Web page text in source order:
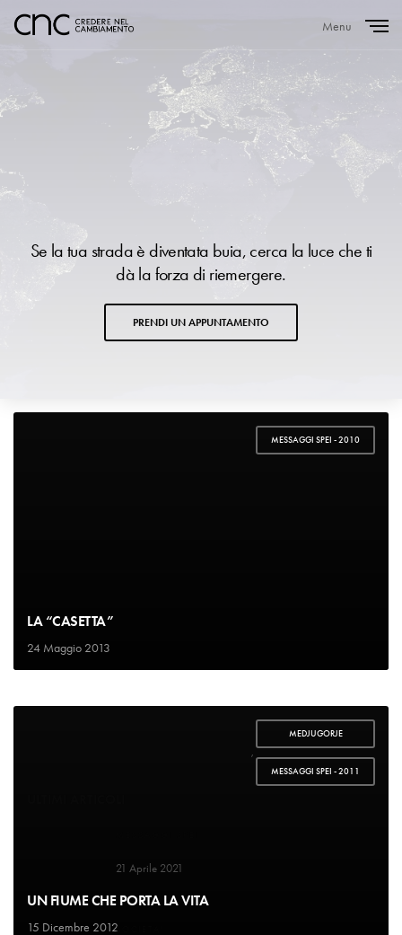
Menu
Se la tua strada è diventata buia, cerca la luce che ti
dà la forza di riemergere.
PRENDI UN APPUNTAMENTO
MESSAGGI SPEI - 2010
LA “CASETTA”
24 Maggio 2013
MEDJUGORJE
MESSAGGI SPEI - 2011
UN FIUME CHE PORTA LA VITA
15 Dicembre 2012
21 Aprile 2021
SOCIETA'